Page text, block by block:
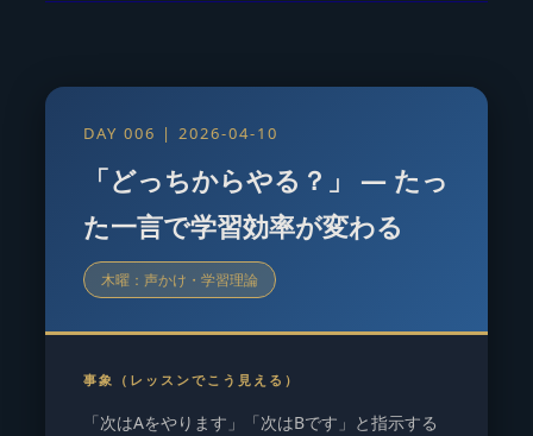
DAY 006 | 2026-04-10
「どっちからやる？」 — たっ
た一言で学習効率が変わる
木曜：声かけ・学習理論
事象（レッスンでこう見える）
「次はAをやります」「次はBです」と指示する